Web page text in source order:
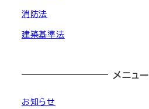
消防法
建築基準法
メニュー
お知らせ